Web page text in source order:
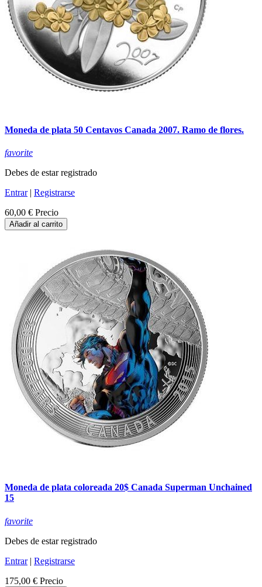
Moneda de plata 50 Centavos Canada 2007. Ramo de flores.
favorite
Debes de estar registrado
Entrar| Registrarse
60,00 € Precio
Añadir al carrito
Moneda de plata coloreada 20$ Canada Superman Unchained
15
favorite
Debes de estar registrado
Entrar| Registrarse
175,00 € Precio